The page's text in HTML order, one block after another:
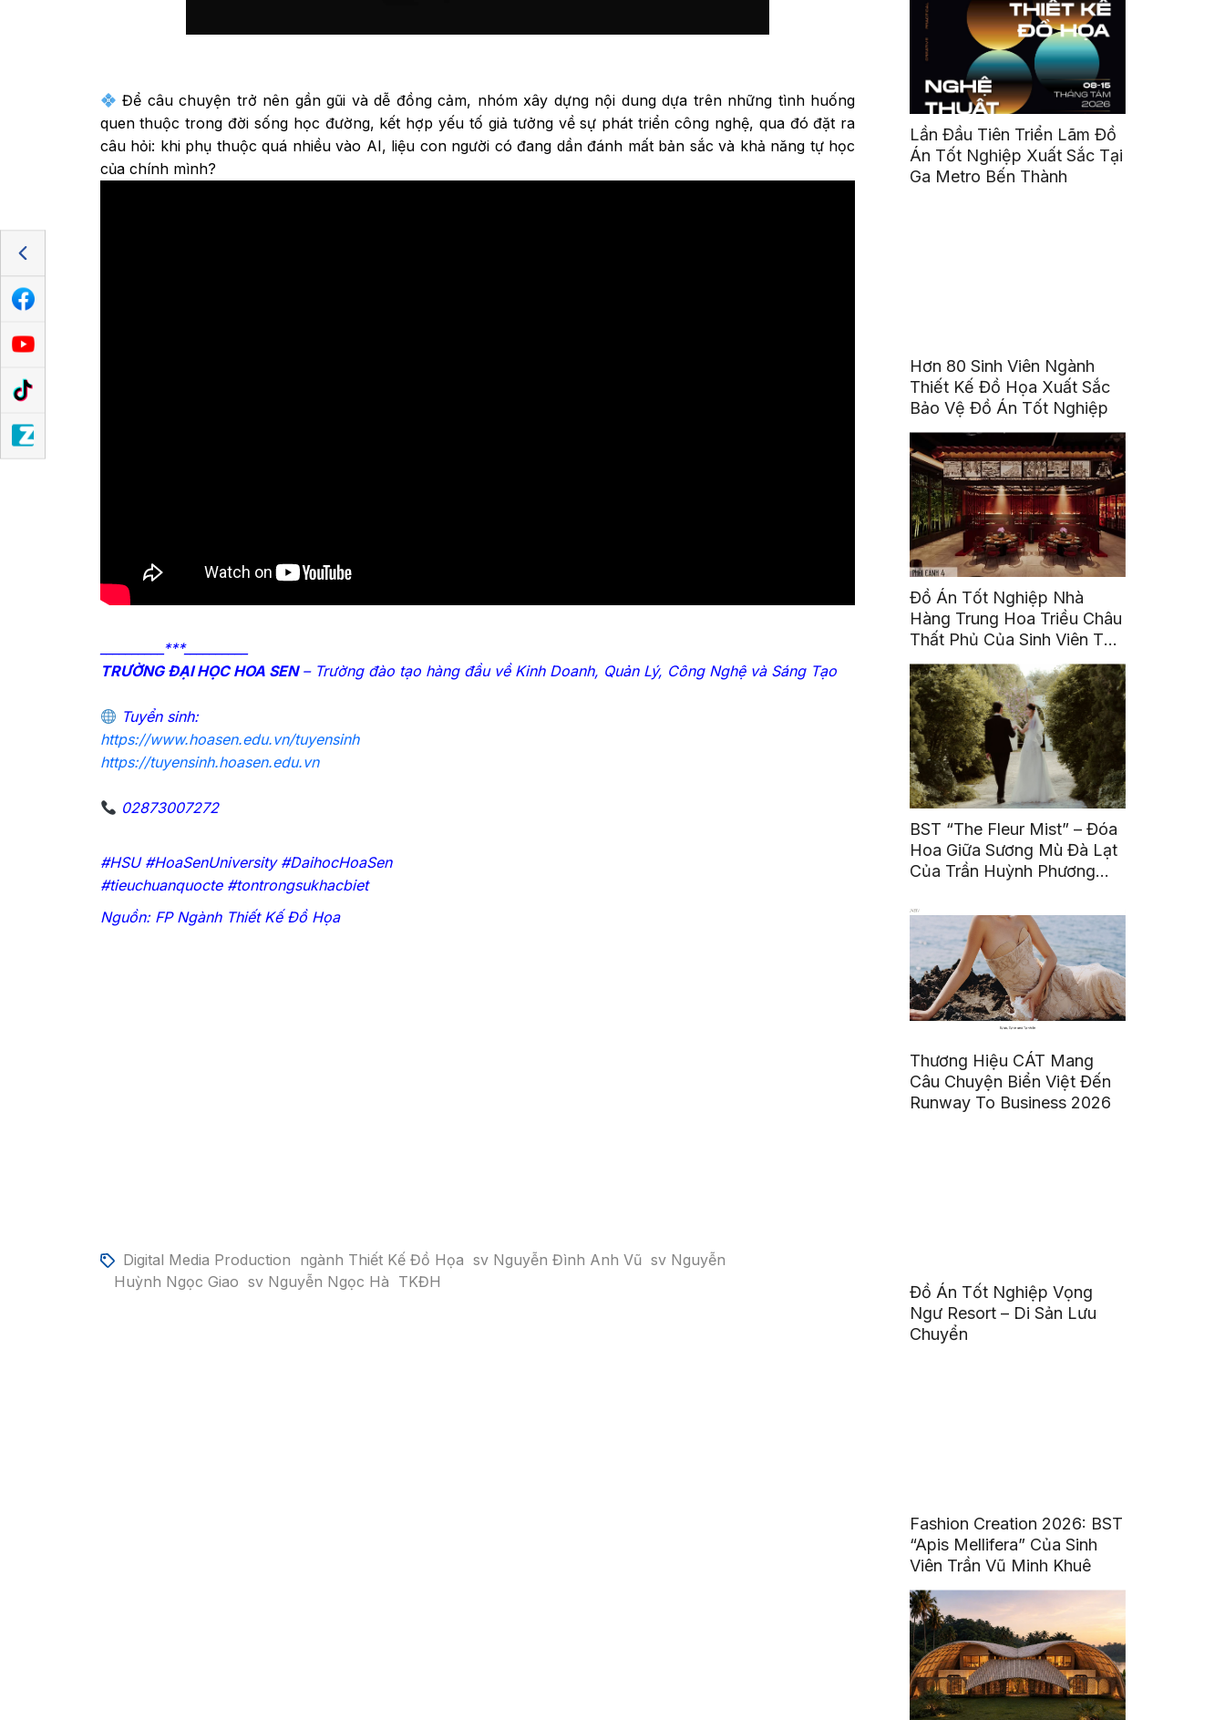
Để câu chuyện trở nên gần gũi và dễ đồng cảm, nhóm xây dựng nội dung dựa trên những tình huống
quen thuộc trong đời sống học đường, kết hợp yếu tố giả tưởng về sự phát triển công nghệ, qua đó đặt ra
câu hỏi: khi phụ thuộc quá nhiều vào AI, liệu con người có đang dần đánh mất bản sắc và khả năng tự học
của chính mình?
__________***__________
TRƯỜNG ĐẠI HỌC HOA SEN– Trường đào tạo hàng đầu về Kinh Doanh, Quản Lý, Công Nghệ và Sáng Tạo
Tuyển sinh:
https://www.hoasen.edu.vn/tuyensinh
https://tuyensinh.hoasen.edu.vn
02873007272
#HSU #HoaSenUniversity #DaihocHoaSen
#tieuchuanquocte #tontrongsukhacbiet
Nguồn: FP Ngành Thiết Kế Đồ Họa
Digital Media Production ngành Thiết Kế Đồ Họa sv Nguyễn Đình Anh Vũ sv Nguyễn
Huỳnh Ngọc Giao sv Nguyễn Ngọc Hà TKĐH
Lần Đầu Tiên Triển Lãm Đồ
Án Tốt Nghiệp Xuất Sắc Tại
Ga Metro Bến Thành
Hơn 80 Sinh Viên Ngành
Thiết Kế Đồ Họa Xuất Sắc
Bảo Vệ Đồ Án Tốt Nghiệp
Đồ Án Tốt Nghiệp Nhà
Hàng Trung Hoa Triều Châu
Thất Phủ Của Sinh Viên Tô
Ái Tinh
BST “The Fleur Mist” – Đóa
Hoa Giữa Sương Mù Đà Lạt
Của Trần Huỳnh Phương
Thương Hiệu CÁT Mang
Câu Chuyện Biển Việt Đến
Runway To Business 2026
Đồ Án Tốt Nghiệp Vọng
Ngư Resort – Di Sản Lưu
Chuyển
Fashion Creation 2026: BST
“Apis Mellifera” Của Sinh
Viên Trần Vũ Minh Khuê